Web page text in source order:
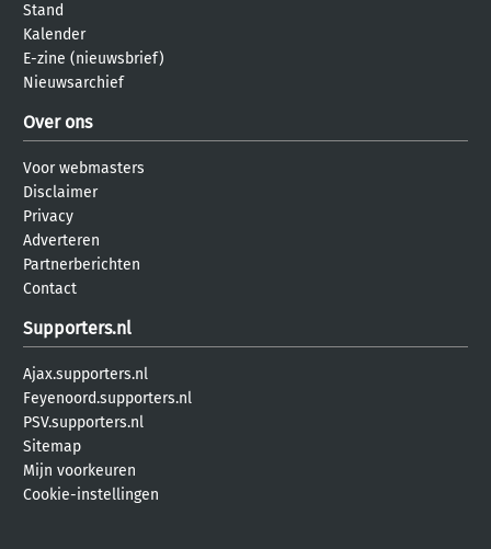
Stand
Kalender
E-zine (nieuwsbrief)
Nieuwsarchief
Over ons
Voor webmasters
Disclaimer
Privacy
Adverteren
Partnerberichten
Contact
Supporters.nl
Ajax.supporters.nl
Feyenoord.supporters.nl
PSV.supporters.nl
Sitemap
Mijn voorkeuren
Cookie-instellingen